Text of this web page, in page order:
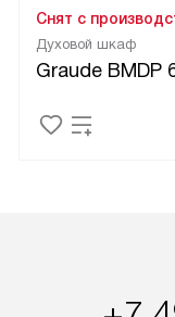
Духовой шкаф
Graude BMDP
Снят с